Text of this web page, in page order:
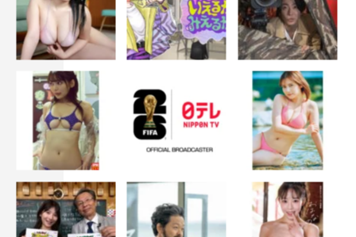
池田：2週連続地上波での冠特番…、普通ではありえない
ことなのですごくうれしかったです…！ 自分がテレビに
TIFアイドル総選挙で獲得した特番、冠番組『＃ヤバババ
ンビ』の初特番、どちらも撮影がすごく楽しかったし、放
送当日もメンバーとみんなと一緒にリアタイできたのがす
ごくうれしくて、また次も番組できるようにさらに頑張り
そして今月メンバー全員がいろんな雑誌に掲載して頂くこ
とが決まってて本当にすごい…って今でもびっくりしてま